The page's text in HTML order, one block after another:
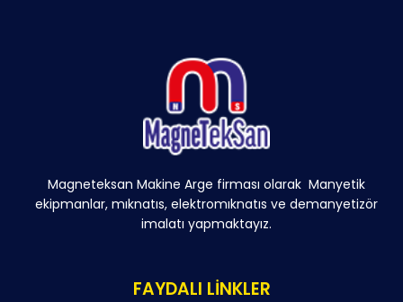
Magneteksan Makine Arge firması olarak Manyetik
ekipmanlar, mıknatıs, elektromıknatıs ve demanyetizör
imalatı yapmaktayız.
FAYDALI LİNKLER